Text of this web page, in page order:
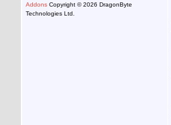
Addons Copyright © 2026 DragonByte
Technologies Ltd.